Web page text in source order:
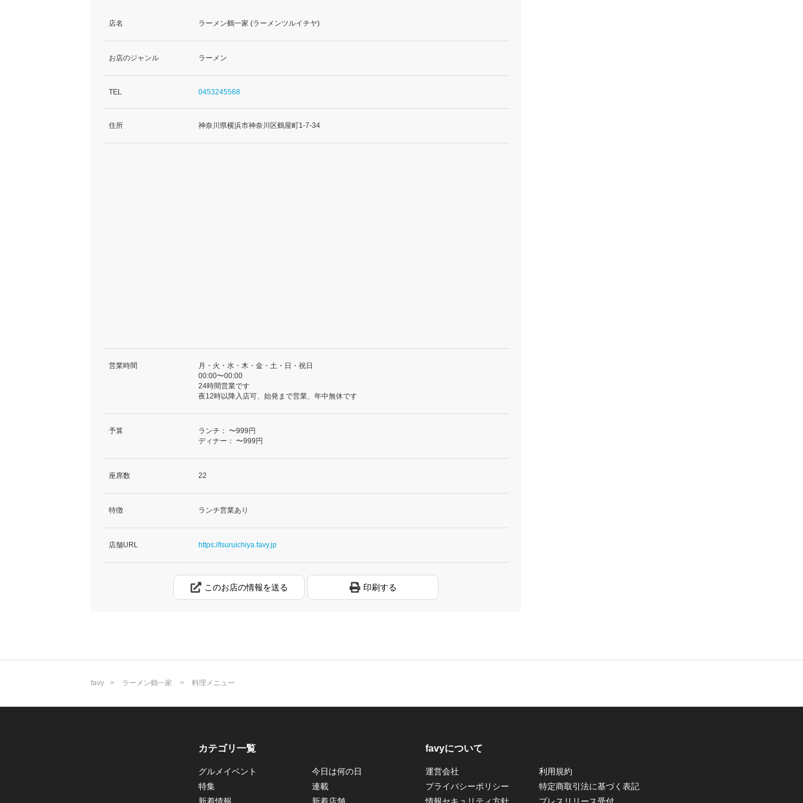
店名 ラーメン鶴一家 (ラーメンツルイチヤ)
お店のジャンル ラーメン
TEL 0453245568
住所 神奈川県横浜市神奈川区鶴屋町1-7-34
営業時間
月・火・水・木・金・土・日・祝日
00:00〜00:00
24時間営業です
夜12時以降入店可、始発まで営業、年中無休です
予算 ランチ： 〜999円
ディナー： 〜999円
座席数 22
特徴 ランチ営業あり
店舗URL https://tsuruichiya.favy.jp
このお店の情報を送る 印刷する
favy ラーメン鶴一家 料理メニュー
カテゴリ一覧
グルメイベント
今日は何の日
特集
連載
新着情報
新着店舗
favyについて
運営会社
利用規約
プライバシーポリシー
特定商取引法に基づく表記
情報セキュリティ方針
プレスリリース受付